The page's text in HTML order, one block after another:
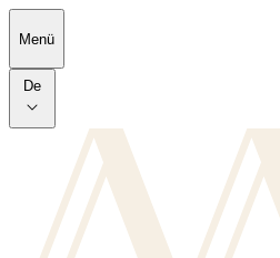
Skip to main content
Menü
De